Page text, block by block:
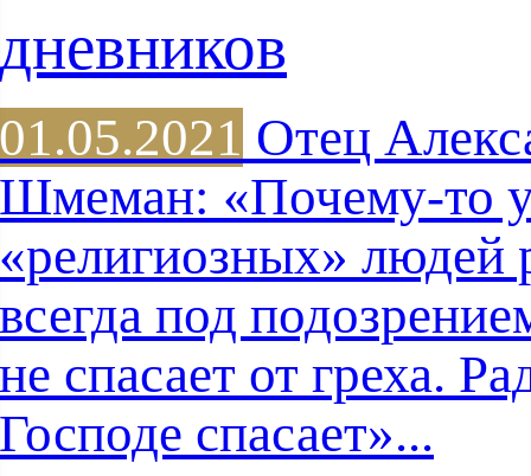
дневников
01.05.2021 Отец
Шмеман: «Почему-то
«религиозных» людей
всегда под
не спасает от греха.
Господе спасает»...